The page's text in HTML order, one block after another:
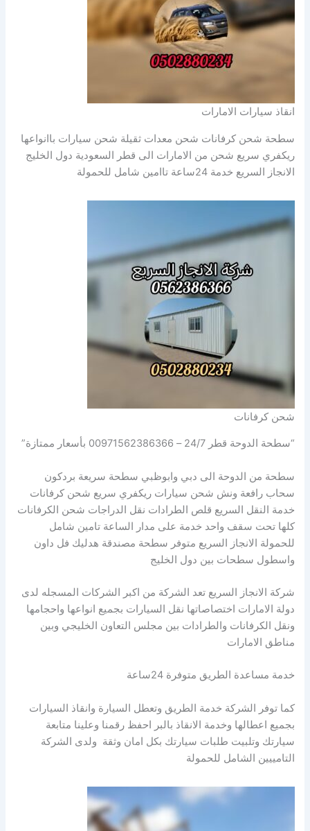
انقاذ سيارات الامارات
سطحة شحن كرفانات شحن معدات ثقيلة شحن سيارات باانواعها
ريكفري سريع شحن من الامارات الى قطر السعودية دول الخليج
الانجاز السريع خدمة 24ساعة تاامين شامل للحمولة
شحن كرفانات
“سطحة الدوحة قطر 24/7 – 00971562386366 بأسعار ممتازة”
سطحة من الدوحة الى دبي وابوظبي سطحة سريعة بردكون
سحاب رافعة ونش شحن سيارات ريكفري سريع شحن كرفانات
خدمة النقل السريع قلص الطرادات نقل الدراجات شحن الكرفانات
كلها تحت سقف واحد خدمة على مدار الساعة تامين شامل
للحمولة الانجاز السريع متوفر سطحة مصندقة هدليك فل داون
واسطول سطحات بين دول الخليج
شركة الانجاز السريع تعد الشركة من اكبر الشركات المسجله لدى
دولة الامارات اختصاصاتها نقل السيارات بجميع انواعها واحجامها
ونقل الكرفانات والطرادات بين مجلس التعاون الخليجي وبين
مناطق الامارات
خدمة مساعدة الطريق متوفرة 24ساعة
كما توفر الشركة خدمة الطريق وتعطل السيارة وانقاذ السيارات
بجميع اعطالها وخدمة الانقاذ بالبر احفظ رقمنا وعلينا متابعة
سيارتك وتلبيت طلبات سيارتك بكل امان وثقة ولدى الشركة
التامييين الشامل للحمولة